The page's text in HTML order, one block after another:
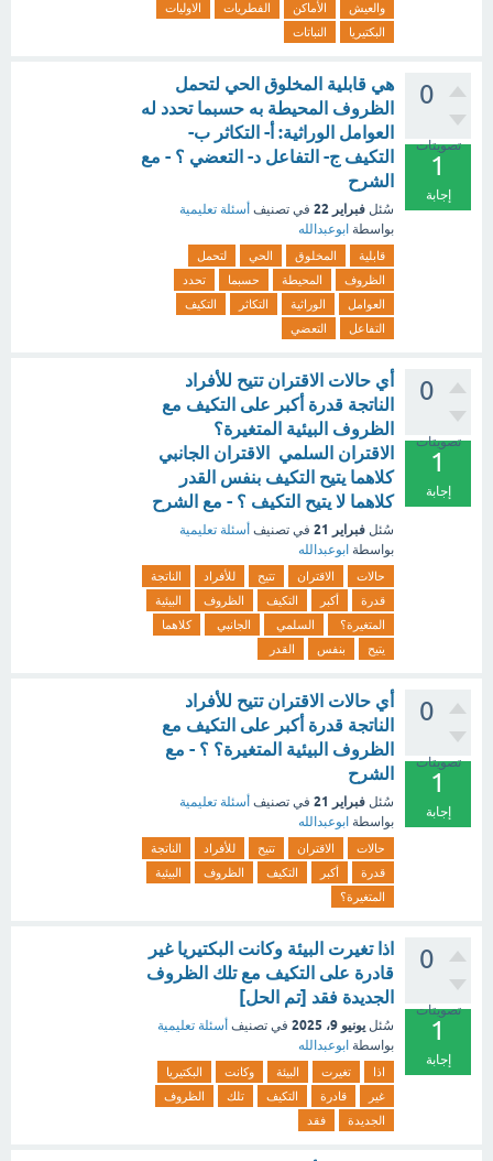
والعيش
الأماكن الفطريات
الاوليات
البكتيريا
النباتات
0
تصويتات
1
إجابة
هي قابلية المخلوق الحي لتحمل
الظروف المحيطة به حسبما تحدد له
العوامل الوراثية: أ‌- التكاثر ب‌-
التكيف ج‌- التفاعل د‌- التعضي ؟ - مع
الشرح
سُئل فبراير 22 في تصنيف أسئلة تعليمية
بواسطة ابوعبدالله
قابلية المخلوق الحي
لتحمل
الظروف
المحيطة حسبما
تحدد
العوامل
الوراثية التكاثر
التكيف
التفاعل
التعضي
0
تصويتات
1
إجابة
أي حالات الاقتران تتيح للأفراد
الناتجة قدرة أكبر على التكيف مع
الظروف البيئية المتغيرة؟
الاقتران السلمي الاقتران الجانبي
كلاهما يتيح التكيف بنفس القدر
كلاهما لا يتيح التكيف ؟ - مع الشرح
سُئل فبراير 21 في تصنيف أسئلة تعليمية
بواسطة ابوعبدالله
حالات الاقتران تتيح للأفراد
الناتجة
قدرة
أكبر التكيف الظروف
البيئية
المتغيرة؟
السلمي الجانبي
كلاهما
يتيح
بنفس القدر
0
تصويتات
1
إجابة
أي حالات الاقتران تتيح للأفراد
الناتجة قدرة أكبر على التكيف مع
الظروف البيئية المتغيرة؟ ؟ - مع
الشرح
سُئل فبراير 21 في تصنيف أسئلة تعليمية
بواسطة ابوعبدالله
حالات الاقتران تتيح للأفراد
الناتجة
قدرة
أكبر التكيف الظروف
البيئية
المتغيرة؟
0
تصويتات
1
إجابة
اذا تغيرت البيئة وكانت البكتيريا غير
قادرة على التكيف مع تلك الظروف
الجديدة فقد [تم الحل]
سُئل يونيو 9، 2025 في تصنيف أسئلة تعليمية
بواسطة ابوعبدالله
اذا تغيرت البيئة وكانت
البكتيريا
غير
قادرة التكيف تلك
الظروف
الجديدة
فقد